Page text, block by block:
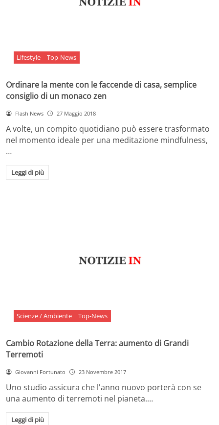
Lifestyle Top-News
Ordinare la mente con le faccende di casa, semplice
consiglio di un monaco zen
Flash News 27 Maggio 2018
A volte, un compito quotidiano può essere trasformato
nel momento ideale per una meditazione mindfulness,
…
Leggi di più
Scienze / Ambiente Top-News
Cambio Rotazione della Terra: aumento di Grandi
Terremoti
Giovanni Fortunato 23 Novembre 2017
Uno studio assicura che l'anno nuovo porterà con se
una aumento di terremoti nel pianeta.…
Leggi di più